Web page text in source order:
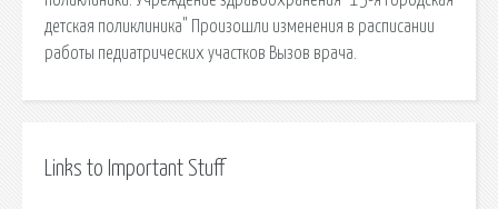
детская поликлиника" Произошли изменения в расписании
работы педиатрических участков Вызов врача.
Links to Important Stuff